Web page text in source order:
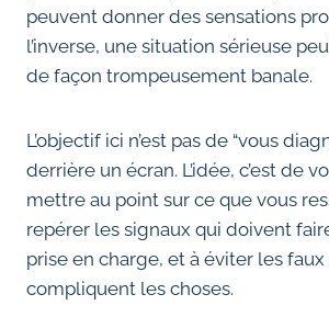
peuvent donner des sensations
l’inverse, une situation sérieuse
de façon trompeusement banale.
L’objectif ici n’est pas de “vous
derrière un écran. L’idée, c’est de
mettre au point sur ce que vous
repérer les signaux qui doivent
prise en charge, et à éviter les
compliquent les choses.